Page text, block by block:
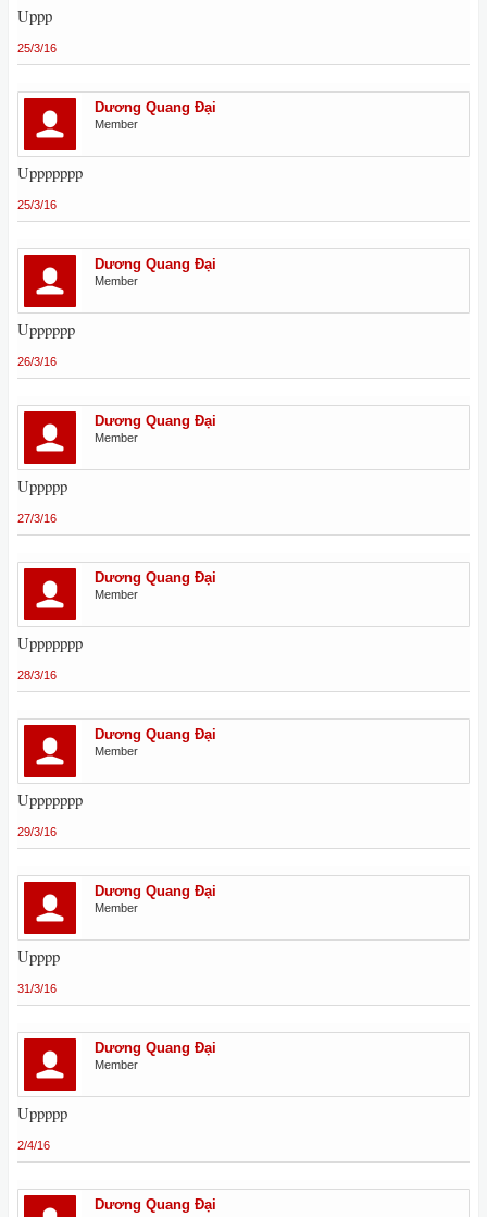
Uppp
25/3/16
Dương Quang Đại
Member
Uppppppp
25/3/16
Dương Quang Đại
Member
Upppppp
26/3/16
Dương Quang Đại
Member
Uppppp
27/3/16
Dương Quang Đại
Member
Uppppppp
28/3/16
Dương Quang Đại
Member
Uppppppp
29/3/16
Dương Quang Đại
Member
Upppp
31/3/16
Dương Quang Đại
Member
Uppppp
2/4/16
Dương Quang Đại